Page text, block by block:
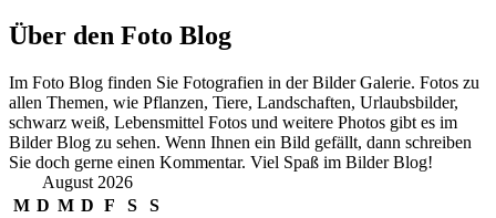
Über den Foto Blog
Im Foto Blog finden Sie Fotografien in der Bilder Galerie. Fotos zu
allen Themen, wie Pflanzen, Tiere, Landschaften, Urlaubsbilder,
schwarz weiß, Lebensmittel Fotos und weitere Photos gibt es im
Bilder Blog zu sehen. Wenn Ihnen ein Bild gefällt, dann schreiben
Sie doch gerne einen Kommentar. Viel Spaß im Bilder Blog!
August 2026
M D M D F S
S